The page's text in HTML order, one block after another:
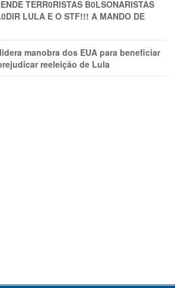
TERR0RlSTAS B0LSONARlSTAS
LULA E O STF!!! A MANDO DE
manobra dos EUA para beneficiar
reeleição de Lula